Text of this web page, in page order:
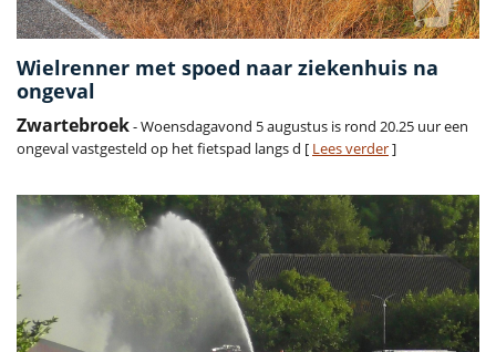
Wielrenner met spoed naar ziekenhuis na
ongeval
Zwartebroek- Woensdagavond 5 augustus is rond 20.25 uur een
ongeval vastgesteld op het fietspad langs d [ Lees verder]